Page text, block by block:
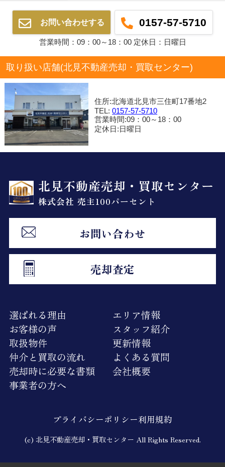
お問い合わせする 0157-57-5710
営業時間：09：00～18：00 定休日：日曜日
取り扱い店舗(北見不動産売却・買取センター)
住所:北海道北見市三住町17番地2
TEL:0157-57-5710
営業時間:09：00～18：00
定休日:日曜日
北見不動産売却・買取センター
株式会社 売主100パーセント
お問い合わせ
売却査定
選ばれる理由
エリア情報
お客様の声
スタッフ紹介
取扱物件
更新情報
仲介と買取の流れ
よくある質問
売却時に必要な書類
会社概要
事業者の方へ
プライバシーポリシー利用規約
(c) 北見不動産売却・買取センター All Rights Reserved.